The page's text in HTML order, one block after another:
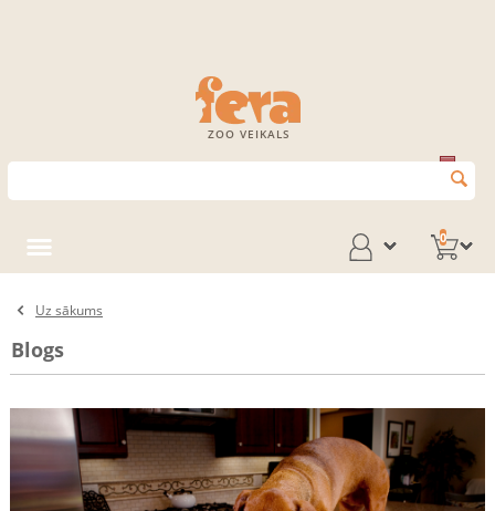
ZOO VEIKALS
0
Uz sākums
Blogs